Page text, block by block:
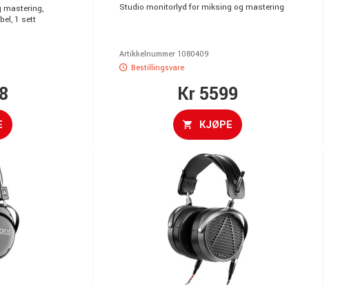
mastering,
1 sett
Studio monitorlyd for miksing og mastering
Artikkelnummer 1080409
Bestillingsvare
Kr 5599
KJØPE